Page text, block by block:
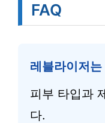
FAQ
레블라이저
피부 타입과
다.